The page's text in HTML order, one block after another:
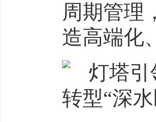
周期管理
造高端化